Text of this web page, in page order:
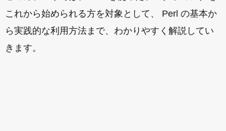
これから始められる方を対象として、 Perl の基本か
ら実践的な利用方法まで、わかりやすく解説してい
きます。